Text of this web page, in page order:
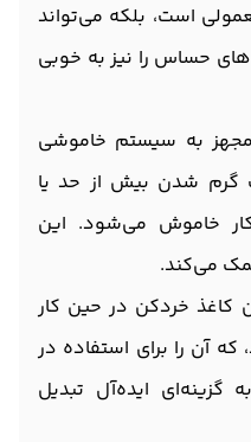
است، بلکه می‌تواند
حساس را نیز به خوبی
به سیستم خاموشی
گرم شدن بیش از حد یا
خاموش می‌شود. این
می‌کند.
کاغذ خردکن در حین کار
آن را برای استفاده در
ایده‌آل تبدیل